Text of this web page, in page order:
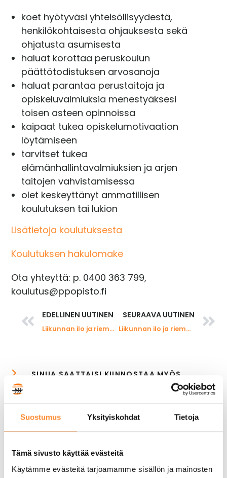
Suostumus Yksityiskohdat Tietoja
Tämä sivusto käyttää evästeitä
Käytämme evästeitä tarjoamamme sisällön ja mainosten
koet hyötyväsi yhteisöllisyydestä,
henkilökohtaisesta ohjauksesta sekä
ohjatusta asumisesta
haluat korottaa peruskoulun
päättötodistuksen arvosanoja
haluat parantaa perustaitoja ja
opiskeluvalmiuksia menestyäksesi
toisen asteen opinnoissa
kaipaat tukea opiskelumotivaation
löytämiseen
tarvitset tukea
elämänhallintavalmiuksien ja arjen
taitojen vahvistamisessa
olet keskeyttänyt ammatillisen
koulutuksen tai lukion
Lisätietoja koulutuksesta
Koulutuksen hakulomake
Ota yhteyttä: p. 0400 363 799,
koulutus@ppopisto.fi
EDELLINEN UUTINEN
Liikunnan ilo ja riemu lukukausiteema kannustaa opiskelijoita liikkumaan
SEURAAVA UUTINEN
Liikunnan ilo ja riemu- kampanja palkitsi liikunnasta innostuneita opiskelijoita